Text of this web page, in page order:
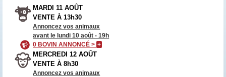
MARDI 11 AOÛT
VENTE À 13h30
Annoncez vos animaux
avant le lundi 10 août - 19h
0 BOVIN ANNONCÉ >+
MERCREDI 12 AOÛT
VENTE À 8h30
Annoncez vos animaux